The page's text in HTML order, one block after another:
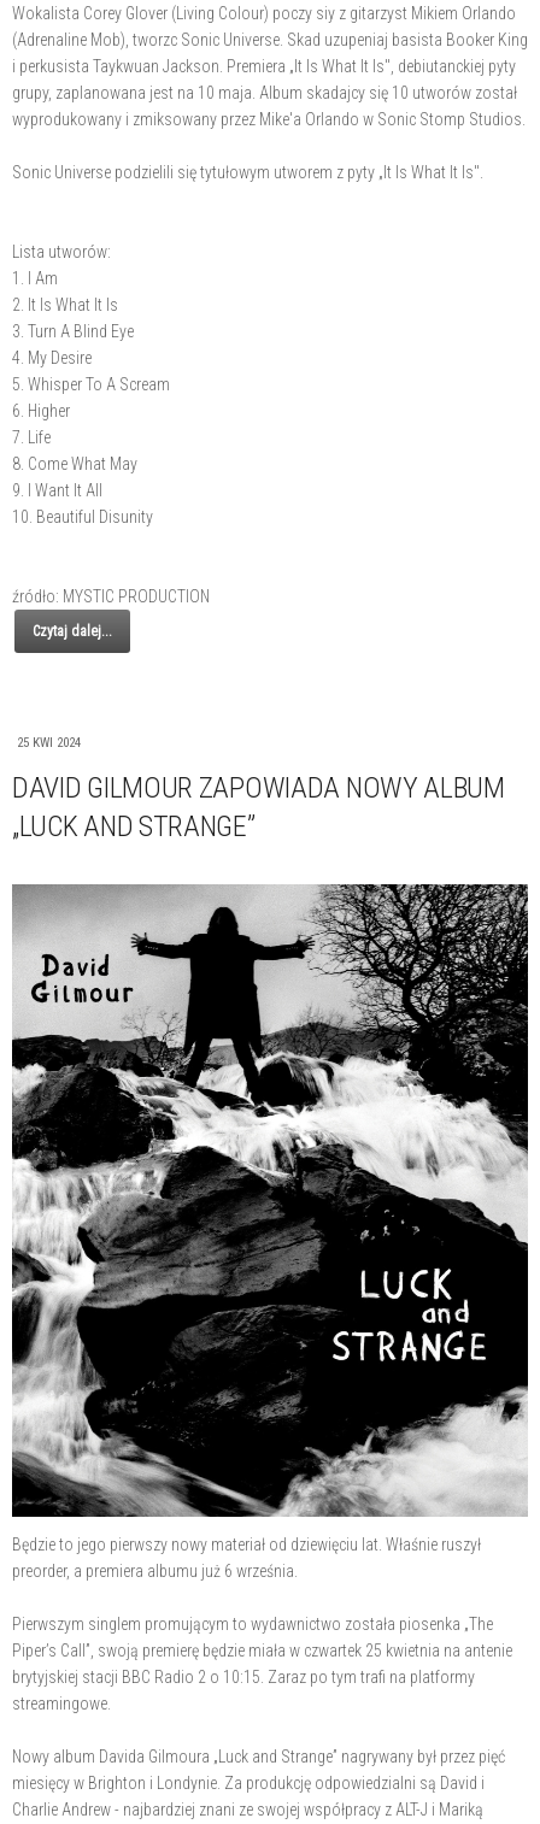
Wokalista Corey Glover (Living Colour) poczy siy z gitarzyst Mikiem Orlando
(Adrenaline Mob), tworzc Sonic Universe. Skad uzupeniaj basista Booker King
i perkusista Taykwuan Jackson. Premiera „It Is What It Is", debiutanckiej pyty
grupy, zaplanowana jest na 10 maja. Album skadajcy się 10 utworów został
wyprodukowany i zmiksowany przez Mike'a Orlando w Sonic Stomp Studios.
Sonic Universe podzielili się tytułowym utworem z pyty „It Is What It Is".
Lista utworów:
1. I Am
2. It Is What It Is
3. Turn A Blind Eye
4. My Desire
5. Whisper To A Scream
6. Higher
7. Life
8. Come What May
9. I Want It All
10. Beautiful Disunity
źródło: MYSTIC PRODUCTION
Czytaj dalej...
25 KWI 2024
DAVID GILMOUR ZAPOWIADA NOWY ALBUM
„LUCK AND STRANGE”
Będzie to jego pierwszy nowy materiał od dziewięciu lat. Właśnie ruszył
preorder, a premiera albumu już 6 września.
Pierwszym singlem promującym to wydawnictwo została piosenka „The
Piper’s Call”, swoją premierę będzie miała w czwartek 25 kwietnia na antenie
brytyjskiej stacji BBC Radio 2 o 10:15. Zaraz po tym trafi na platformy
streamingowe.
Nowy album Davida Gilmoura „Luck and Strange” nagrywany był przez pięć
miesięcy w Brighton i Londynie. Za produkcję odpowiedzialni są David i
Charlie Andrew - najbardziej znani ze swojej współpracy z ALT-J i Mariką